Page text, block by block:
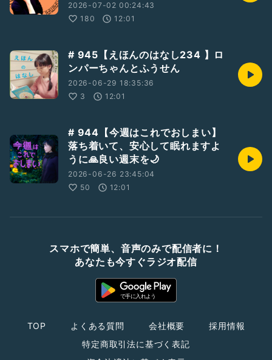
2026-07-02 00:24:43
180
12:01
# 945【えほんのはなし234 】ロ
ンパーちゃんとふうせん
2026-06-29 18:35:36
3
12:01
# 944【今週はこれでおしまい】
落ち着いて、安心して眠れますよ
うに🙏良い週末を🌙
2026-06-26 23:45:04
50
12:01
スマホで簡単、音声のみで配信者に！
あなたも今すぐラジオ配信
TOP よくある質問 会社概要
採用情報
特定商取引法に基づく表記